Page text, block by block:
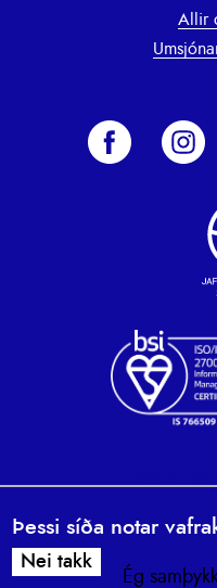
Allir
Þessi síða notar
Ég
Nei takk